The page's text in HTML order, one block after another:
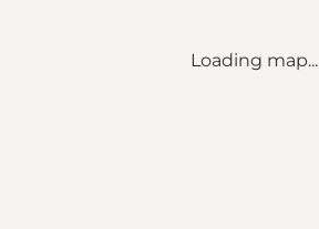
Loading map...